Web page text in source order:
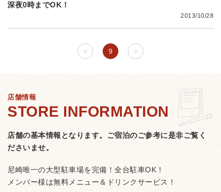
深夜0時までOK！
2013/10/28
< 9 >
店舗情報
店舗の基本情報となります。 ご宿泊のご参考に是非ご覧く
ださいませ。
尼崎唯一の大型駐車場を完備！全台駐車OK！
メンバー様は無料メニュー＆ドリンクサービス！